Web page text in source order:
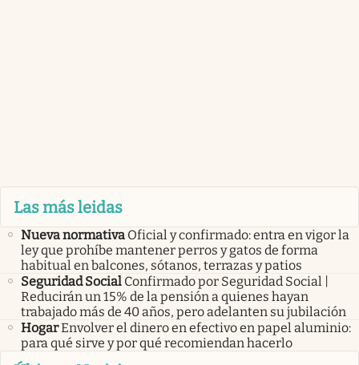
Las más leidas
Nueva normativa Oficial y confirmado: entra en vigor la
ley que prohíbe mantener perros y gatos de forma
habitual en balcones, sótanos, terrazas y patios
Seguridad Social Confirmado por Seguridad Social |
Reducirán un 15% de la pensión a quienes hayan
trabajado más de 40 años, pero adelanten su jubilación
HogarEnvolver el dinero en efectivo en papel aluminio:
para qué sirve y por qué recomiendan hacerlo